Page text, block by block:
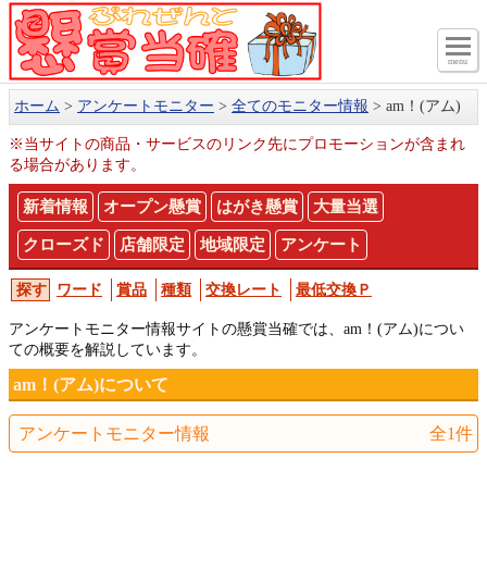
menu
ホーム アンケートモニター 全てのモニター情報 am！(アム)
※当サイトの商品・サービスのリンク先にプロモーションが含まれ
る場合があります。
新着情報 オープン懸賞 はがき懸賞 大量当選
クローズド 店舗限定 地域限定 アンケート
ワード 賞品 種類 交換レート 最低交換Ｐ
アンケートモニター情報サイトの懸賞当確では、am！(アム)につい
ての概要を解説しています。
am！(アム)について
アンケートモニター情報 全1件